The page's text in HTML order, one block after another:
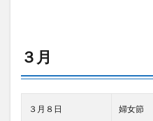
３月
３月８日 婦女節